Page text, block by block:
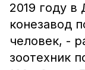
2019 году
конезавод
человек, -
зоотехник